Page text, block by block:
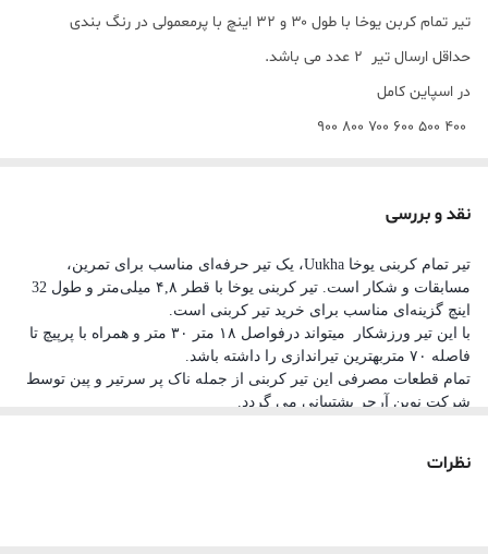
تیر تمام کربن یوخا با طول ۳۰ و ۳۲ اینچ با پرمعمولی در رنگ بندی
حداقل ارسال تیر 2 عدد می باشد.
در اسپاین کامل
، اسپاین ۵۰۰ و ۶۰۰ و ۷۰۰ سایز ۱۰۰ گرین
و اسپاین ۸۰۰ و۹۰۰ سایز ۸۰ گرین می باشد.
پر خروسی تمام اسپاینها رنگ سفید .
موجودی اسپاین های مختلف شامل رنگهای قرمز .آبی و سبز و مشکی و
بنفش بستگی به موجودی .
باشگاههای حرفه ای کشور در اسپاین مختلف استفاده میشود.
نقد و بررسی
تیر تمام کربنی یوخا Uukha، یک تیر حرفه‌ای مناسب برای تمرین،
مسابقات و شکار است. تیر کربنی یوخا با قطر ۴,۸ میلی‌متر و طول 32
اینچ گزینه‌ای مناسب برای خرید تیر کربنی است.
با این تیر ورزشکار میتواند درفواصل ۱۸ متر ۳۰ متر و همراه با پرپیچ تا
فاصله ۷۰ متربهترین تیراندازی را داشته باشد.
تمام قطعات مصرفی این تیر کربنی از جمله ناک پر سرتیر و پین توسط
شرکت نوین آرچر پشتیبانی می گردد‌.
نظرات